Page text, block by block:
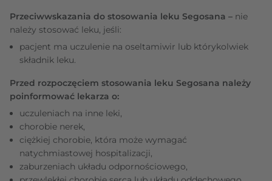
Przeciwwskazania do stosowania leku Segosana – nie
należy stosować leku, jeśli:
pacjent ma uczulenie na oseltamiwir lub którykolwiek
składnik leku.
Przed rozpoczęciem stosowania leku Segosana należy
poinformować lekarza o:
uczuleniach na inne leki,
chorobie nerek,
ciężkiej chorobie, która może wymagać
natychmiastowej hospitalizacji,
zaburzeniach układu odpornościowego,